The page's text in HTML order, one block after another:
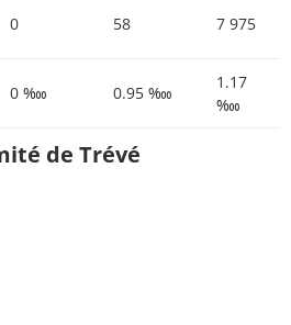
0 58 7 975
0 ‱ 0.95 ‱
1.17
‱
de Trévé